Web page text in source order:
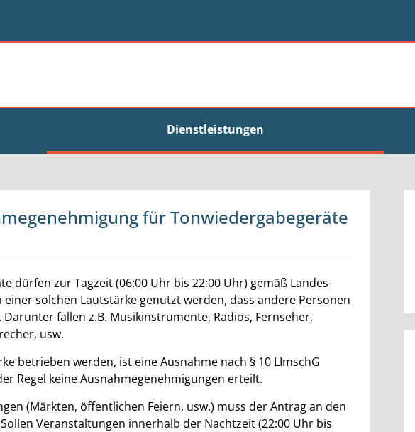
Dienstleistungen
für Tonwiedergabegeräte
dürfen zur Tagzeit (06:00 Uhr bis 22:00 Uhr) gemäß Landes-
solchen Lautstärke genutzt werden, dass andere Personen
fallen z.B. Musikinstrumente, Radios, Fernseher,
usw.
betrieben werden, ist eine Ausnahme nach § 10 LImschG
Regel keine Ausnahmegenehmigungen erteilt.
(Märkten, öffentlichen Feiern, usw.) muss der Antrag an den
Veranstaltungen innerhalb der Nachtzeit (22:00 Uhr bis